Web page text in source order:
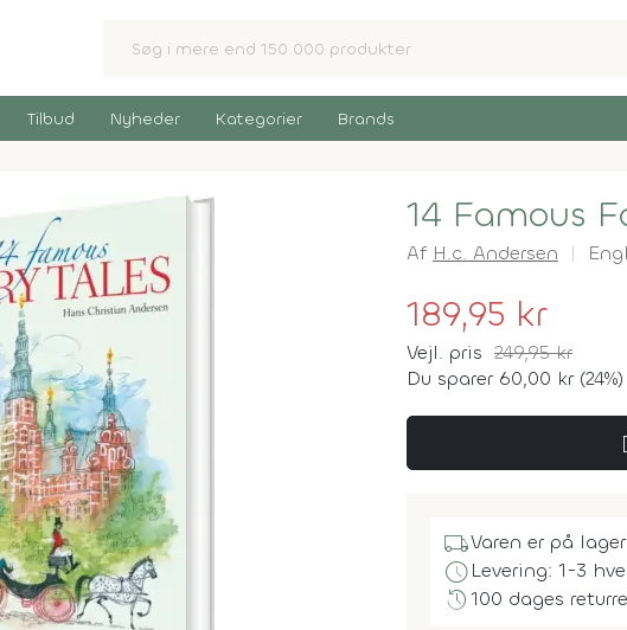
Tilbud Nyheder Kategorier Brands
14 Famous
Af H.c. Andersen
189,95 kr
Vejl. pris 249,95 kr
Du sparer 60,00 kr (24%)
local_shippingVaren er på lager
scheduleLevering: 1-3
history100 dages